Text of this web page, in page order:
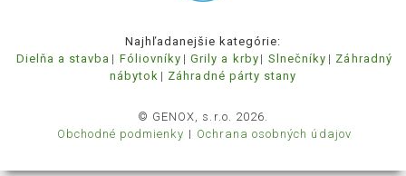
Najhľadanejšie kategórie:
Dielňa a stavba
Fóliovníky Grily a krby Slnečníky
Záhradný
nábytok
Záhradné párty stany
© GENOX, s.r.o. 2026.
Obchodné podmienky
Ochrana osobných údajov